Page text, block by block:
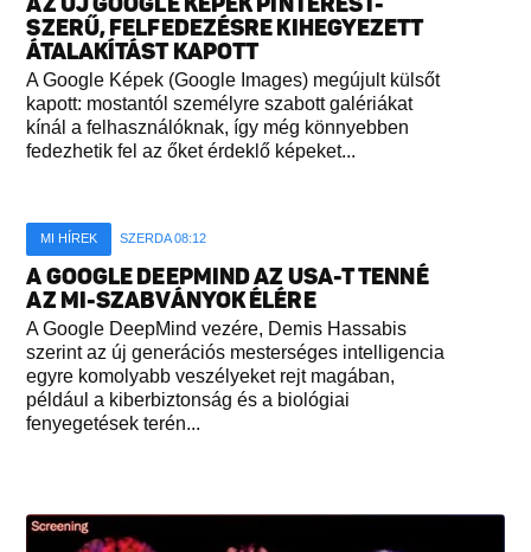
SZERŰ, FELFEDEZÉSRE KIHEGYEZETT
ÁTALAKÍTÁST KAPOTT
A Google Képek (Google Images) megújult külsőt
kapott: mostantól személyre szabott galériákat
kínál a felhasználóknak, így még könnyebben
fedezhetik fel az őket érdeklő képeket...
MI HÍREK SZERDA 08:12
A GOOGLE DEEPMIND AZ USA-T TENNÉ
AZ MI-SZABVÁNYOK ÉLÉRE
A Google DeepMind vezére, Demis Hassabis
szerint az új generációs mesterséges intelligencia
egyre komolyabb veszélyeket rejt magában,
például a kiberbiztonság és a biológiai
fenyegetések terén...